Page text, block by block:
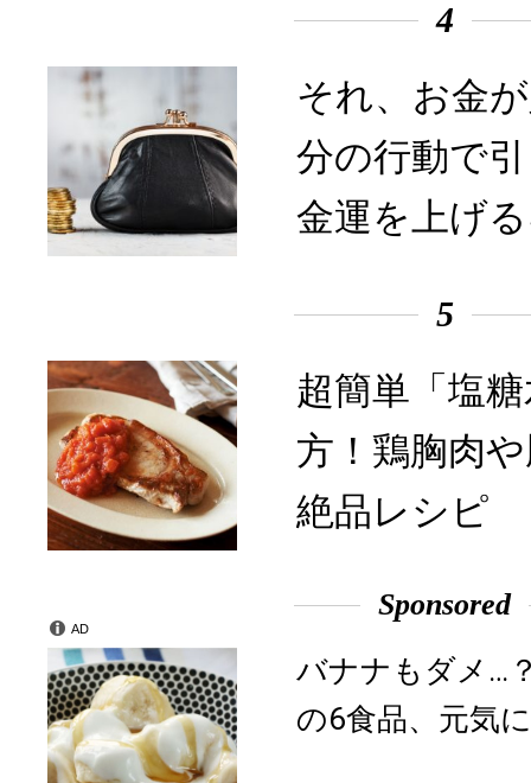
4
それ、お金
分の行動で
金運を上げ
5
超簡単「塩
方！鶏胸肉
絶品レシピ
Sponsored
バナナもダメ…
の6食品、元気
AD